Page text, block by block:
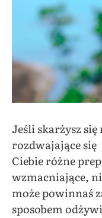
Jeśli skarżysz się
rozdwajające się
Ciebie różne
wzmacniające,
może powinnaś
sposobem